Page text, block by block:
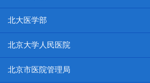
北大医学部
北京大学人民医院
北京市医院管理局